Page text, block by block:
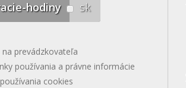
hodiny sk
na prevádzkovateľa
používania a právne informácie
cookies